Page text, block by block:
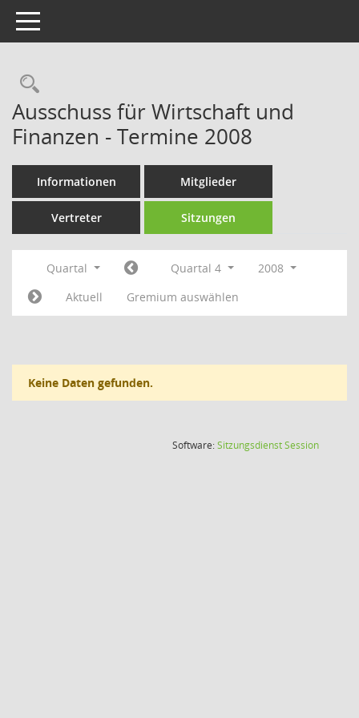
Toggle navigation
Rechercheauswahl
Ausschuss für Wirtschaft und
Finanzen - Termine 2008
Informationen Mitglieder
Vertreter Sitzungen
Quartal Quartal 4
2008
Aktuell
Gremium auswählen
Keine Daten gefunden.
Software:SitzungsdienstSession(Wird in